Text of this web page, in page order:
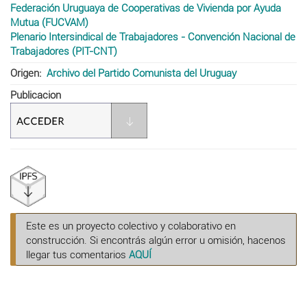
Federación Uruguaya de Cooperativas de Vivienda por Ayuda
Mutua (FUCVAM)
Plenario Intersindical de Trabajadores - Convención Nacional de
Trabajadores (PIT-CNT)
Origen
Archivo del Partido Comunista del Uruguay
Publicacion
Este es un proyecto colectivo y colaborativo en
construcción. Si encontrás algún error u omisión, hacenos
llegar tus comentarios AQUÍ